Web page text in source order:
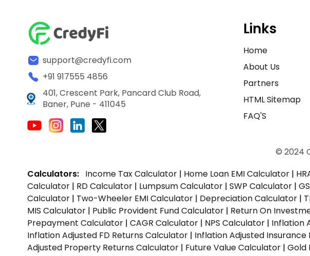
support@credyfi.com
+91 917555 4856
401, Crescent Park, Pancard Club Road,
Baner, Pune - 411045
Links
Home
About Us
Partners
HTML Sitemap
FAQ'S
© 2024
Calculators: Income Tax Calculator | Home Loan EMI Calculator |
Calculator | RD Calculator | Lumpsum Calculator | SWP Calculator |
Calculator | Two-Wheeler EMI Calculator | Depreciation Calculator |
MIS Calculator | Public Provident Fund Calculator | Return On
Prepayment Calculator | CAGR Calculator | NPS Calculator | Inflation
Inflation Adjusted FD Returns Calculator | Inflation Adjusted
Adjusted Property Returns Calculator | Future Value Calculator | Gold